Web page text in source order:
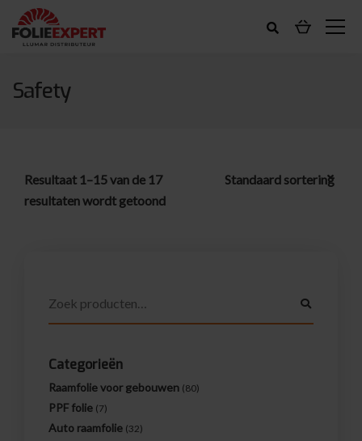
Safety
Resultaat 1–15 van de 17
resultaten wordt getoond
Categorieën
Raamfolie voor gebouwen (80)
PPF folie (7)
Auto raamfolie (32)